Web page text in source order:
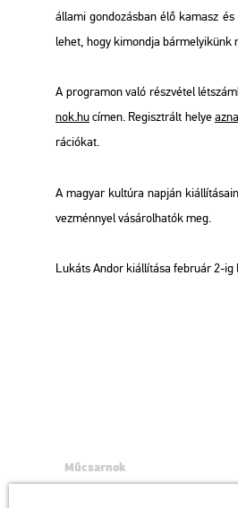
ál­la­mi gon­do­zás­ban élő ka­masz
lehet, hogy ki­mond­ja bár­me­lyi­künk
A prog­ra­mon való rész­vé­tel
nok.​hucímen. Re­giszt­rált helye
rá­ci­ó­kat.
A ma­gyar kul­tú­ra nap­ján
vez­ménnyel vá­sá­rol­ha­tók meg.
Lu­káts Andor ki­ál­lí­tá­sa feb­ru­ár 2-ig
Műcsarnok